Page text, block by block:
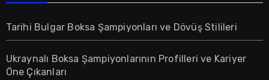
Tarihi Bulgar Boksa Şampiyonları ve Dövüş Stilileri
Ukraynalı Boksa Şampiyonlarının Profilleri ve Kariyer
Öne Çıkanları